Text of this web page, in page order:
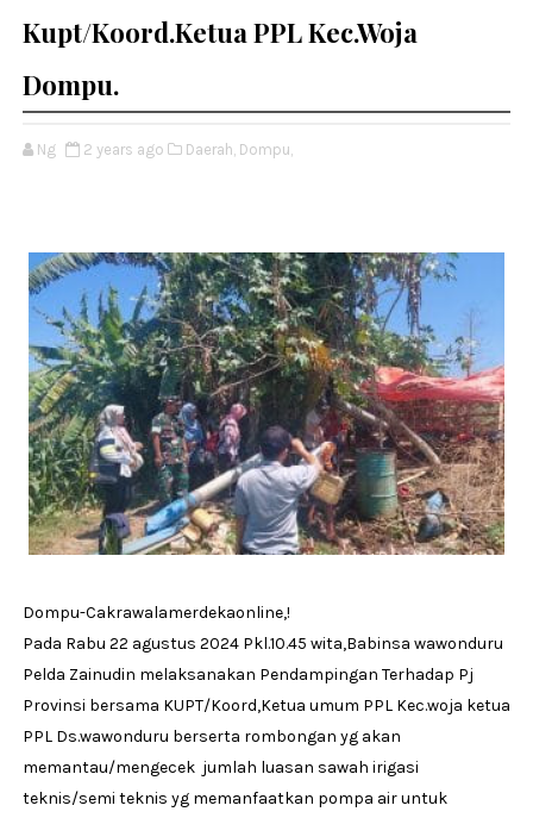
Kupt/Koord.Ketua PPL Kec.Woja
Dompu.
Ng 2 years ago Daerah, Dompu,
Dompu-Cakrawalamerdekaonline,!
Pada Rabu 22 agustus 2024 Pkl.10.45 wita,Babinsa wawonduru
Pelda Zainudin melaksanakan Pendampingan Terhadap Pj
Provinsi bersama KUPT/Koord,Ketua umum PPL Kec.woja ketua
PPL Ds.wawonduru berserta rombongan yg akan
memantau/mengecek jumlah luasan sawah irigasi
teknis/semi teknis yg memanfaatkan pompa air untuk